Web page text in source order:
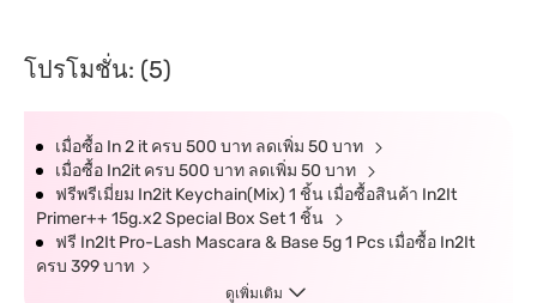
โปรโมชั่น: (5)
เมื่อซื้อ In 2 it ครบ 500 บาท ลดเพิ่ม 50 บาท
เมื่อซื้อ In2it ครบ 500 บาท ลดเพิ่ม 50 บาท
ฟรีพรีเมี่ยม In2it Keychain(Mix) 1 ชิ้น เมื่อซื้อสินค้า In2It
Primer++ 15g.x2 Special Box Set 1 ชิ้น
ฟรี In2It Pro-Lash Mascara & Base 5g 1 Pcs เมื่อซื้อ In2It
ครบ 399 บาท
ดูเพิ่มเติม